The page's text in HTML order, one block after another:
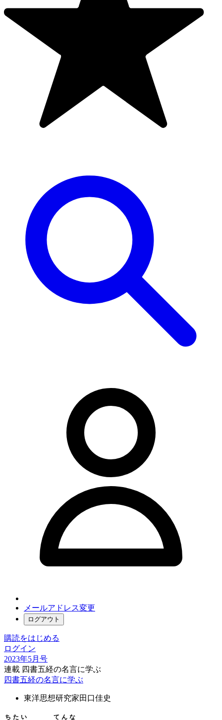
メールアドレス変更
ログアウト
購読をはじめる
ログイン
2023年5月号
連載 四書五経の名言に学ぶ
四書五経の名言に学ぶ
東洋思想研究家田口佳史
ちたい てんな